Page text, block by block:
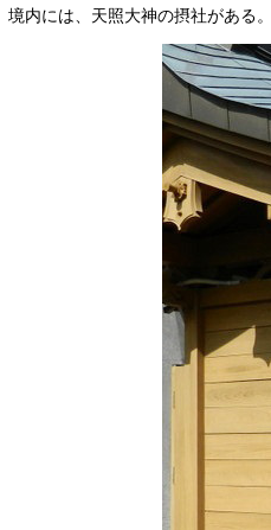
境内には、天照大神の摂社がある